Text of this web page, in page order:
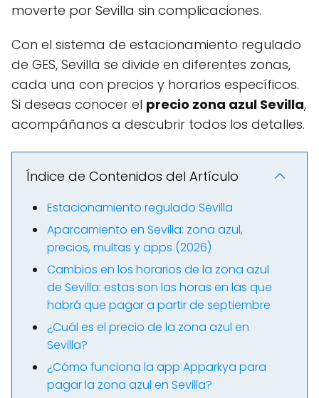
moverte por Sevilla sin complicaciones.
Con el sistema de estacionamiento regulado
de GES, Sevilla se divide en diferentes zonas,
cada una con precios y horarios específicos.
Si deseas conocer el precio zona azul Sevilla,
acompáñanos a descubrir todos los detalles.
Índice de Contenidos del Artículo
Estacionamiento regulado Sevilla
Aparcamiento en Sevilla: zona azul,
precios, multas y apps (2026)
Cambios en los horarios de la zona azul
de Sevilla: estas son las horas en las que
habrá que pagar a partir de septiembre
¿Cuál es el precio de la zona azul en
Sevilla?
¿Cómo funciona la app Apparkya para
pagar la zona azul en Sevilla?